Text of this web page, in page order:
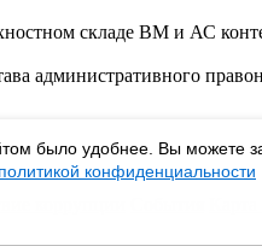
складе ВМ и АС
административного
было удобнее. Вы можете
политикой конфиденциальности